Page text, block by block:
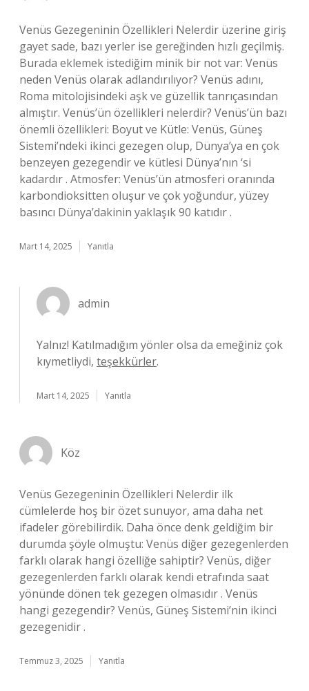
Venüs Gezegeninin Özellikleri Nelerdir üzerine giriş
gayet sade, bazı yerler ise gereğinden hızlı geçilmiş.
Burada eklemek istediğim minik bir not var: Venüs
neden Venüs olarak adlandırılıyor? Venüs adını,
Roma mitolojisindeki aşk ve güzellik tanrıçasından
almıştır. Venüs’ün özellikleri nelerdir? Venüs’ün bazı
önemli özellikleri: Boyut ve Kütle: Venüs, Güneş
Sistemi’ndeki ikinci gezegen olup, Dünya’ya en çok
benzeyen gezegendir ve kütlesi Dünya’nın ‘si
kadardır . Atmosfer: Venüs’ün atmosferi oranında
karbondioksitten oluşur ve çok yoğundur, yüzey
basıncı Dünya’dakinin yaklaşık 90 katıdır .
Mart 14, 2025 Yanıtla
admin
Yalnız! Katılmadığım yönler olsa da emeğiniz çok
kıymetliydi, teşekkürler.
Mart 14, 2025 Yanıtla
Köz
Venüs Gezegeninin Özellikleri Nelerdir ilk
cümlelerde hoş bir özet sunuyor, ama daha net
ifadeler görebilirdik. Daha önce denk geldiğim bir
durumda şöyle olmuştu: Venüs diğer gezegenlerden
farklı olarak hangi özelliğe sahiptir? Venüs, diğer
gezegenlerden farklı olarak kendi etrafında saat
yönünde dönen tek gezegen olmasıdır . Venüs
hangi gezegendir? Venüs, Güneş Sistemi’nin ikinci
gezegenidir .
Temmuz 3, 2025 Yanıtla